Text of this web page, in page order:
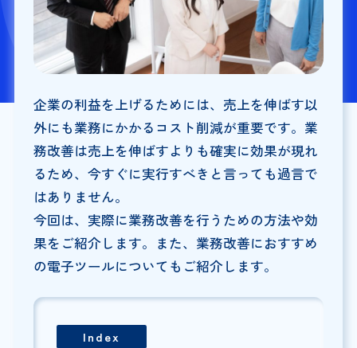
企業の利益を上げるためには、売上を伸ばす以
外にも業務にかかるコスト削減が重要です。業
務改善は売上を伸ばすよりも確実に効果が現れ
るため、今すぐに実行すべきと言っても過言で
はありません。
今回は、実際に業務改善を行うための方法や効
果をご紹介します。また、業務改善におすすめ
の電子ツールについてもご紹介します。
Index